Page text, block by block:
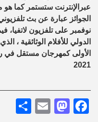
عبرالإنترنت ستستمر كما
الدولي للأفلام الوثائقية ،
الأولى كمهرجان مستقل في
2021
Facebook
Email